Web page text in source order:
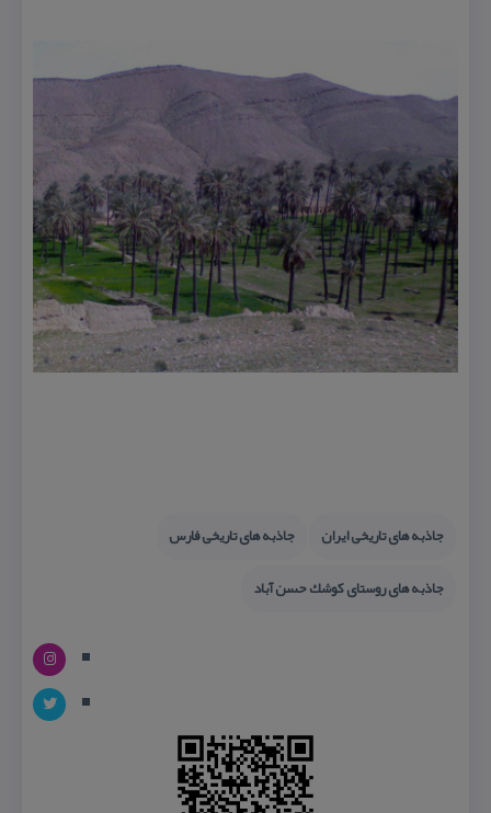
جاذبه های تاریخی ایران
جاذبه های تاریخی فارس
جاذبه های روستای كوشك حسن آباد